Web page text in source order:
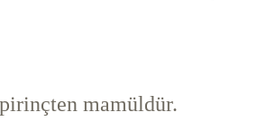
mamüldür.